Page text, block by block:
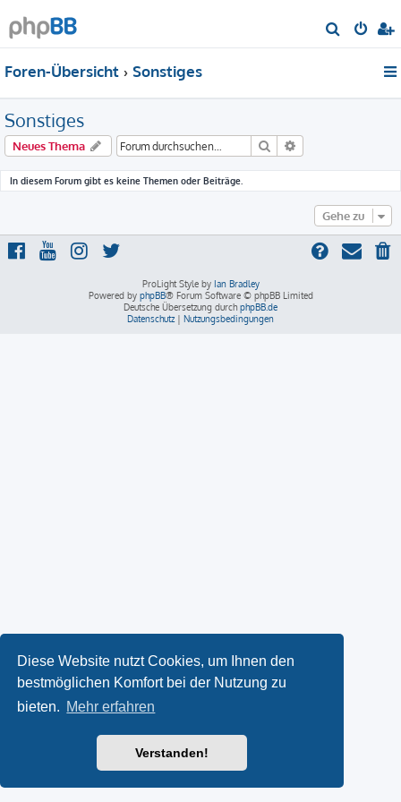
Diese Website nutzt Cookies, um Ihnen den
bestmöglichen Komfort bei der Nutzung zu
bieten. Mehr erfahren
Verstanden!
u
Foren-Übersicht Sonstiges
Sonstiges
Neues Thema Suche
In diesem Forum gibt es keine Themen oder Beiträge.
Gehe zu
ProLight Style by Ian Bradley
Powered by phpBB® Forum Software © phpBB Limited
Deutsche Übersetzung durch phpBB.de
Datenschutz | Nutzungsbedingungen